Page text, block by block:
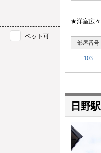
★洋室広
部屋番号
103
日野
ペット可